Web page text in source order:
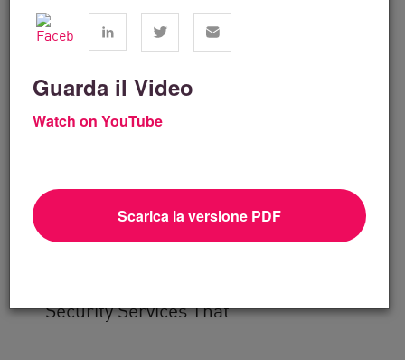
Guarda il Video
Watch on YouTube
Scarica la versione PDF
Security Services That...